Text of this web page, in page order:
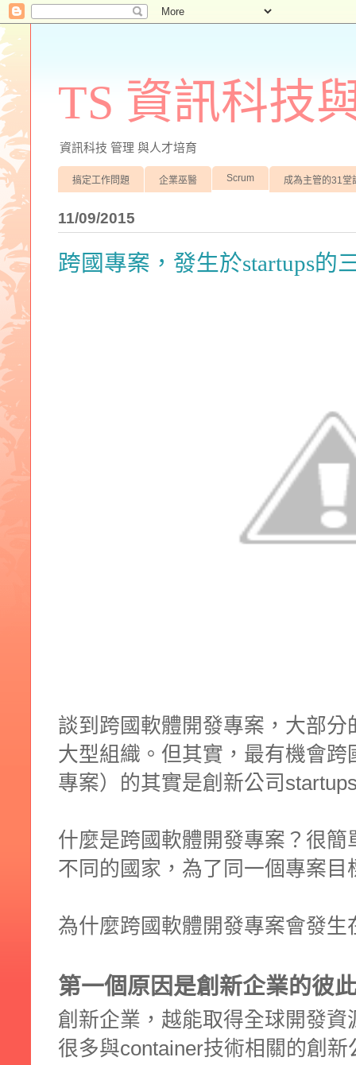
TS 資訊科技
資訊科技 管理 與人才培育
搞定工作問題 企業巫醫 Scrum 成為主管的31堂
11/09/2015
跨國專案，發生於startups的
談到跨國軟體開發專案，大部
大型組織。但其實，最有機會
專案）的其實是創新公司
什麼是跨國軟體開發專案？很
不同的國家，為了同一個專案目
為什麼跨國軟體開發專案會發生
第一個原因是創新企業的彼
創新企業，越能取得全球開發
很多與container技術相關的創